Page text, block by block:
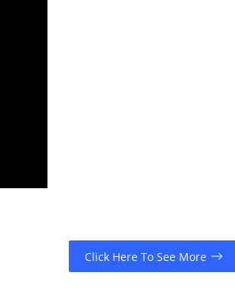
Click Here To See More